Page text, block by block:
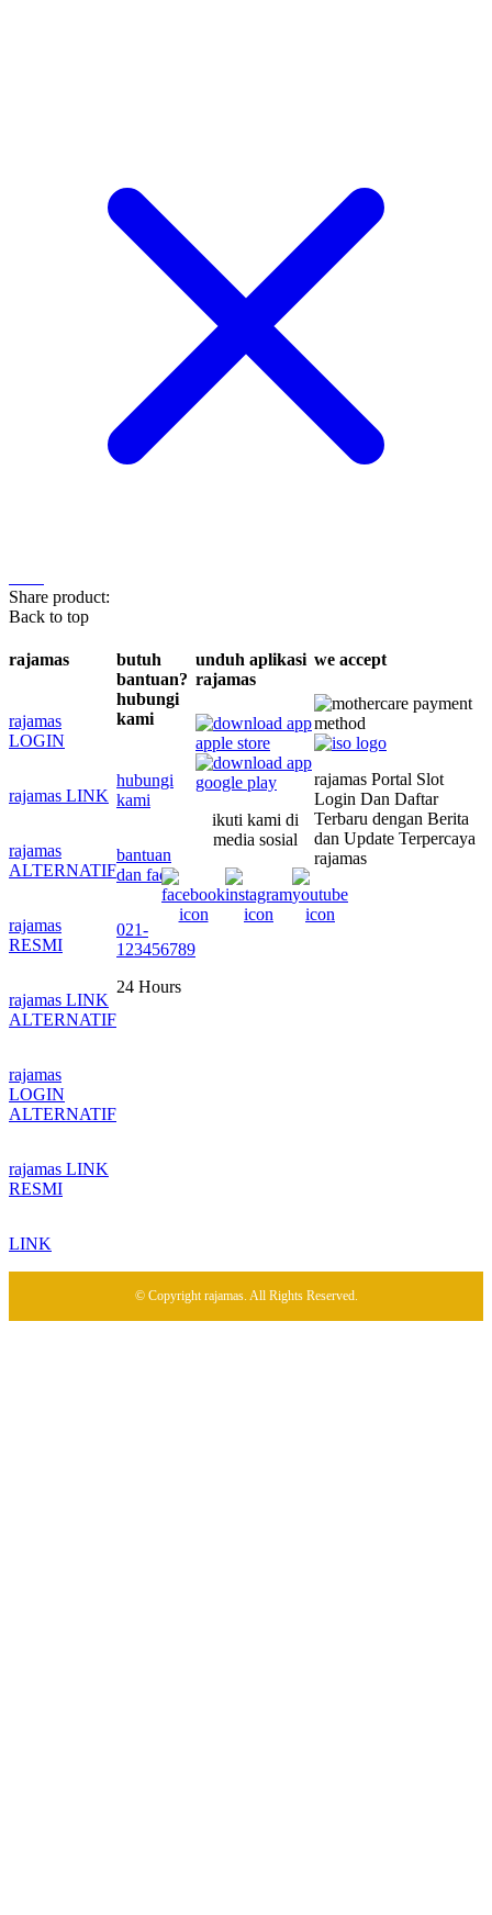
Share product:
Back to top
rajamas
rajamas
LOGIN
rajamas LINK
rajamas
ALTERNATIF
rajamas
RESMI
rajamas LINK
ALTERNATIF
rajamas
LOGIN
ALTERNATIF
rajamas LINK
RESMI
LINK
butuh
bantuan?
hubungi
kami
hubungi
kami
bantuan
dan faq
021-
123456789
24 Hours
unduh aplikasi
rajamas
ikuti kami di
media sosial
we accept
rajamas Portal Slot
Login Dan Daftar
Terbaru dengan Berita
dan Update Terpercaya
rajamas
© Copyright rajamas. All Rights Reserved.